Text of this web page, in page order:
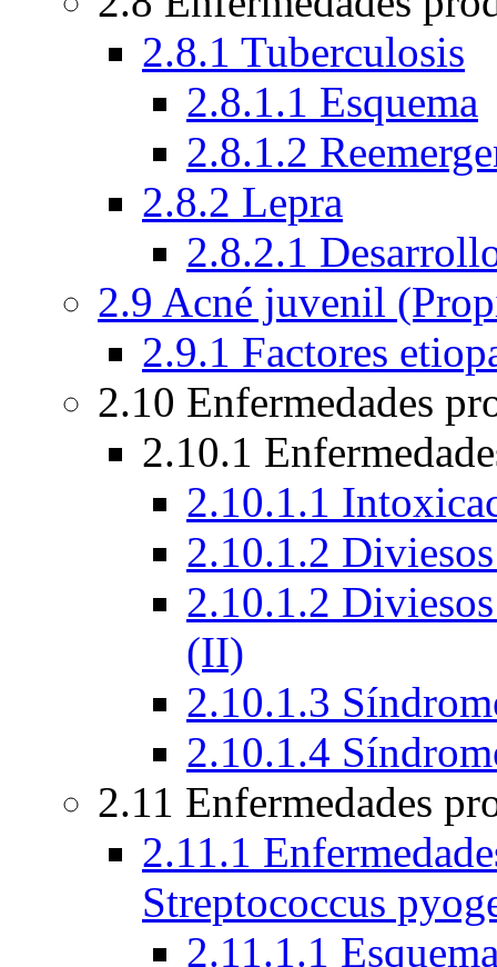
2.8.1 Tuberculosis
2.8.1.1 Esquema
2.8.1.2
2.8.2 Lepra
2.8.2.1
2.9 Acné juvenil
2.9.1 Factores
2.10 Enfermedades
2.10.1
2.10.1.1
2.10.1.2
2.10.1.2
(II)
2.10.1.3
2.10.1.4
2.11 Enfermedades
2.11.1
Streptococcus
2.11.1.1